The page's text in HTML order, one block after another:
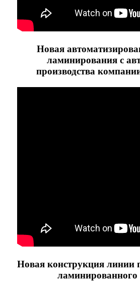
Новая
ламинирования с
производства
Новая конструкция линии
ламинированного